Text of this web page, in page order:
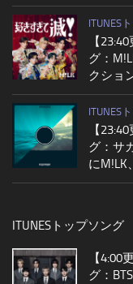
ITUNES
【
グ：
クショ
ITUNES
【
グ：サ
にM!LK
ITUNESトップソング
【4:00
グ：